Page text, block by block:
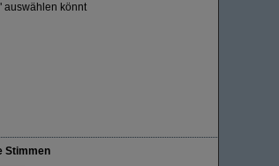
auswählen könnt
Stimmen